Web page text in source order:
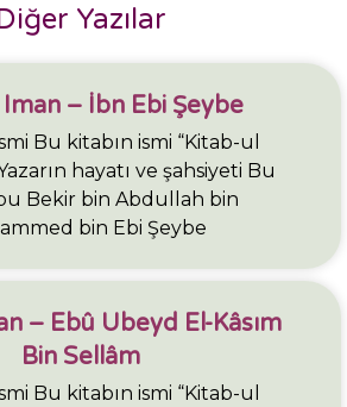
Yazılar
– İbn Ebi Şeybe
Bu kitabın ismi “Kitab-ul
hayatı ve şahsiyeti Bu
Bekir bin Abdullah bin
bin Ebi Şeybe
– Ebû Ubeyd El-Kâsım
Bin Sellâm
Bu kitabın ismi “Kitab-ul